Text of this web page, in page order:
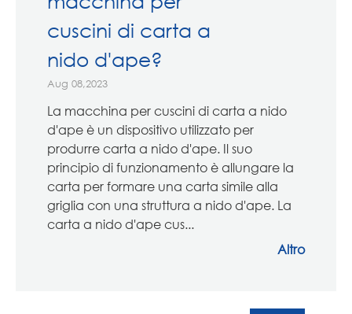
cuscini di carta a
nido d'ape?
Aug 08,2023
La macchina per cuscini di carta a nido
d'ape è un dispositivo utilizzato per
produrre carta a nido d'ape. Il suo
principio di funzionamento è allungare la
carta per formare una carta simile alla
griglia con una struttura a nido d'ape. La
carta a nido d'ape cus...
Altro